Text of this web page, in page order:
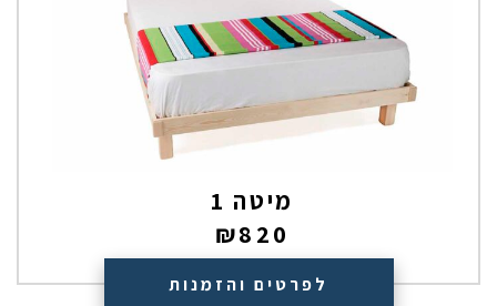
מיטה 1
₪820
לפרטים והזמנות